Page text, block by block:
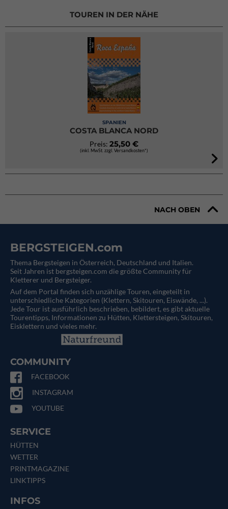
TOUREN IN DER NÄHE
SPANIEN
COSTA BLANCA NORD
Preis: 25,50 €
(inkl. MwSt. zzgl. Versandkosten*)
NACH OBEN
BERGSTEIGEN.com
Thema Bergsteigen in Österreich, Deutschland und Italien.
Seit Jahren ist bergsteigen.com die größte Community für
Kletterer und Bergsteiger.
Auf dem Portal finden sich unzählige Touren, eingeteilt in
unterschiedliche Kategorien (Klettern, Skitouren, Eiswände, ...).
Jede Tour ist ausführlich beschrieben, bebildert, es gibt aktuelle
Tourentipps, Informationen zu Hütten, Klettersteigen, Skitouren,
Eisklettern und vieles mehr.
COMMUNITY
FACEBOOK
INSTAGRAM
YOUTUBE
SERVICE
HÜTTEN
WETTER
PRINTMAGAZINE
LINKTIPPS
INFOS